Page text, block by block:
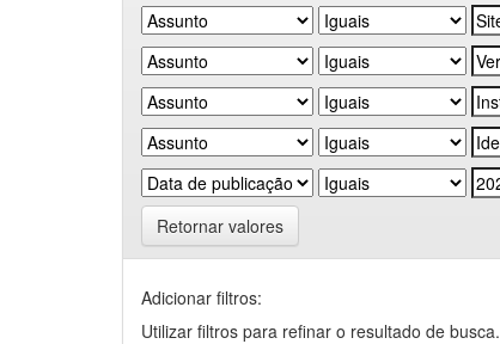
Retornar valores
Adicionar filtros:
Utilizar filtros para refinar o resultado de busca.